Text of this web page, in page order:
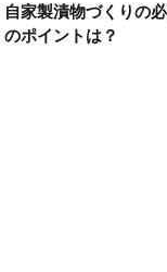
自家製漬物づくりの
のポイントは？